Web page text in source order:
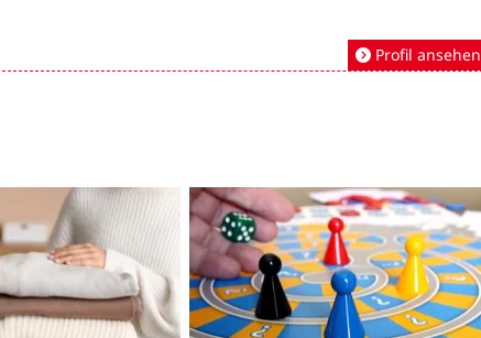
Profil ansehen